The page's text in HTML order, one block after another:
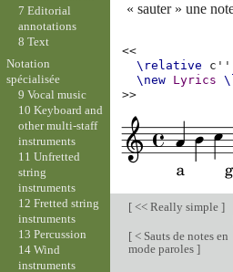
« sauter » une
<<
\relative
c''
\new Lyrics
>>
[<< Really simple ]
[< Sauts de notes en
mode paroles ]
7 Editorial
annotations
8 Text
Notation
spécialisée
9 Vocal music
10 Keyboard and
other multi-staff
instruments
11 Unfretted
string
instruments
12 Fretted string
instruments
13 Percussion
14 Wind
instruments